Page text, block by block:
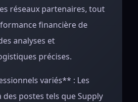
réseaux partenaires, tout
financière de
analyses et
précises.
variés** : Les
postes tels que Supply